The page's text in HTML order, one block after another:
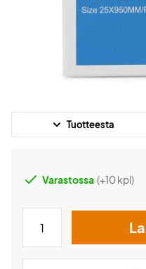
Tuotteesta
Varastossa (+10 kpl)